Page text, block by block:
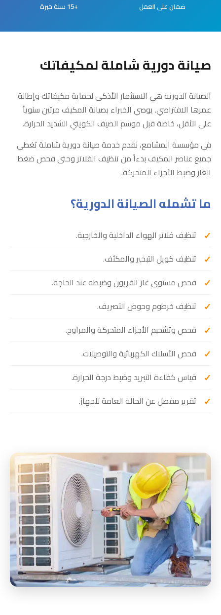
ضمان على العمل +15 سنة خبرة
صيانة دورية شاملة لمكيفاتك
الصيانة الدورية هي الاستثمار الأذكى لحماية مكيفاتك وإطالة
عمرها الافتراضي. يوصي الخبراء بصيانة المكيف مرتين سنوياً
على الأقل، خاصة قبل موسم الصيف الكويتي الشديد الحرارة.
في مؤسسة المشامع، نقدم خدمة صيانة دورية شاملة تغطي
جميع عناصر المكيف بدءاً من تنظيف الفلاتر وحتى فحص ضغط
الغاز وضبط الأجزاء المتحركة.
ما تشمله الصيانة الدورية؟
تنظيف فلاتر الهواء الداخلية والخارجية.
تنظيف كويل التبخير والمكثف.
فحص مستوى غاز الفريون وضبطه عند الحاجة.
تنظيف خرطوم وحوض التصريف.
فحص وتشحيم الأجزاء المتحركة والمراوح.
فحص الأسلاك الكهربائية والتوصيلات.
قياس كفاءة التبريد وضبط درجة الحرارة.
تقرير مفصل عن الحالة العامة للجهاز.